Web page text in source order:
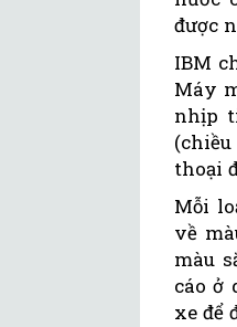
được
IBM
Máy
nhịp
thoại
Mỗi
về
màu
cáo ở
xe để